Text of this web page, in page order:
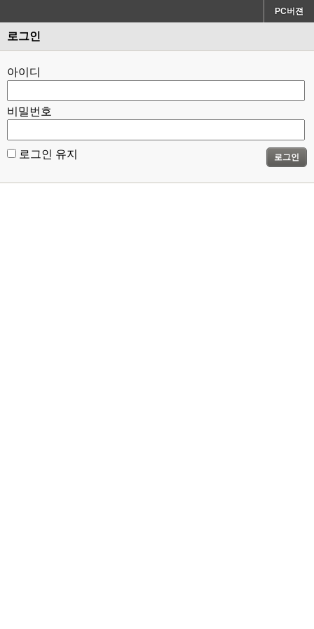
PC버젼
로그인
아이디
비밀번호
로그인 유지 로그인